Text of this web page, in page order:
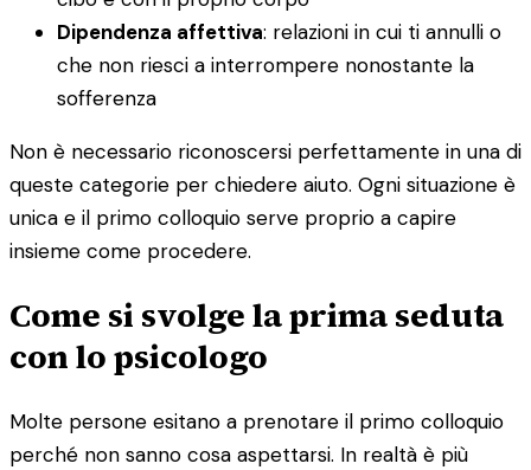
Dipendenza affettiva: relazioni in cui ti annulli o
che non riesci a interrompere nonostante la
sofferenza
Non è necessario riconoscersi perfettamente in una di
queste categorie per chiedere aiuto. Ogni situazione è
unica e il primo colloquio serve proprio a capire
insieme come procedere.
Come si svolge la prima seduta
con lo psicologo
Molte persone esitano a prenotare il primo colloquio
perché non sanno cosa aspettarsi. In realtà è più